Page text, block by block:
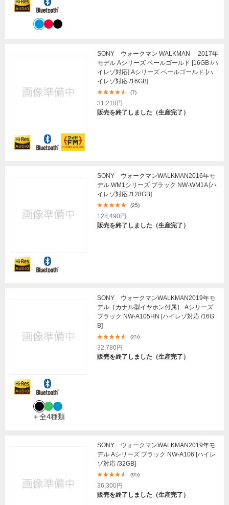
SONY ウォークマン WALKMAN 2017年
モデル Aシリーズ ペールゴールド [16GB /ハ
イレゾ対応] Aシリーズ ペールゴールド [ハ
イレゾ対応 /16GB]
(7)
31,218円
販売を終了しました（生産完了）
SONY ウォークマンWALKMAN2016年モ
デル WM1シリーズ ブラック NW-WM1A [ハ
イレゾ対応 /128GB]
(25)
128,490円
販売を終了しました（生産完了）
＋全4種類
SONY ウォークマンWALKMAN2019年モ
デル［カナル型イヤホン付属］ Aシリーズ
ブラック NW-A105HN [ハイレゾ対応 /16G
B]
(25)
32,780円
販売を終了しました（生産完了）
SONY ウォークマンWALKMAN2019年モ
デル Aシリーズ ブラック NW-A106 [ハイレ
ゾ対応 /32GB]
(95)
36,300円
販売を終了しました（生産完了）